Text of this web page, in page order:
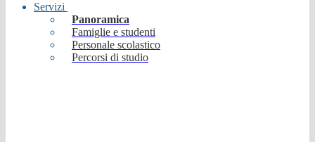
Servizi
Panoramica
Famiglie e studenti
Personale scolastico
Percorsi di studio